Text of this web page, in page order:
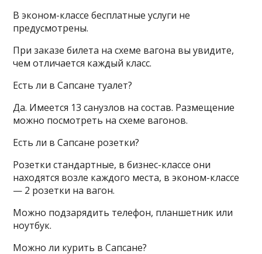
В эконом-классе бесплатные услуги не
предусмотрены.
При заказе билета на схеме вагона вы увидите,
чем отличается каждый класс.
Есть ли в Сапсане туалет?
Да. Имеется 13 санузлов на состав. Размещение
можно посмотреть на схеме вагонов.
Есть ли в Сапсане розетки?
Розетки стандартные, в бизнес-классе они
находятся возле каждого места, в эконом-классе
— 2 розетки на вагон.
Можно подзарядить телефон, планшетник или
ноутбук.
Можно ли курить в Сапсане?